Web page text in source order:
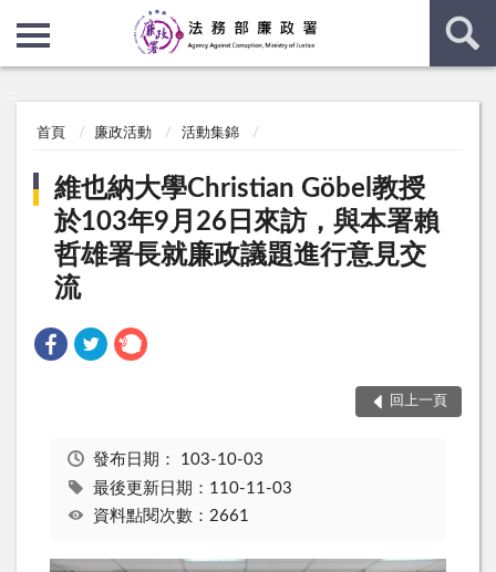
首頁 廉政活動 活動集錦
維也納大學Christian Göbel教授
於103年9月26日來訪，與本署賴
哲雄署長就廉政議題進行意見交
流
回上一頁
發布日期： 103-10-03
最後更新日期：110-11-03
資料點閱次數：2661